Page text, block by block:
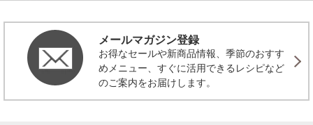
メールマガジン登録
お得なセールや新商品情報、季節のおすす
めメニュー、すぐに活用できるレシピなど
のご案内をお届けします。